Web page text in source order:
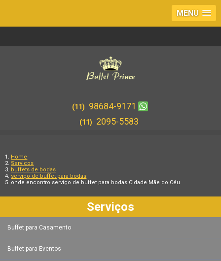
MENU
(11) 98684-9171
(11) 2095-5583
Home
Serviços
buffets de bodas
serviço de buffet para bodas
onde encontro serviço de buffet para bodas Cidade Mãe do Céu
Serviços
Buffet para Casamento
Buffet para Eventos